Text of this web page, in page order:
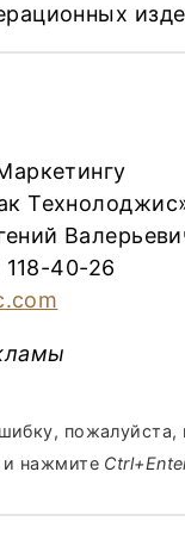
40-26
пожалуйста,
и нажмите